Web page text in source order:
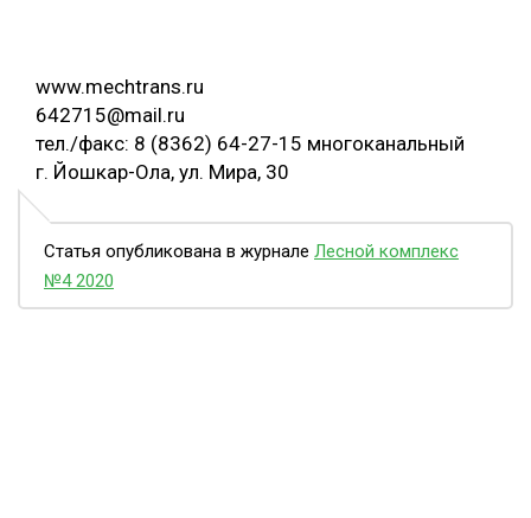
www.mechtrans.ru
642715@mail.ru
тел./факс: 8 (8362) 64-27-15 многоканальный
г. Йошкар-Ола, ул. Мира, 30
Статья опубликована в журнале Лесной комплекс
№4 2020